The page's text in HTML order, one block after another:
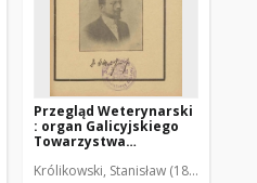
Red.
Przegląd Weterynarski
: organ Galicyjskiego
Towarzystwa
czasopismo
Królikowski, Stanisław (1853-1924).